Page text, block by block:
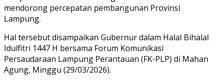
mendorong percepatan pembangunan Provinsi
Lampung.
Hal tersebut disampaikan Gubernur dalam Halal Bihalal
Idulfitri 1447 H bersama Forum Komunikasi
Persaudaraan Lampung Perantauan (FK-PLP) di Mahan
Agung, Minggu (29/03/2026).